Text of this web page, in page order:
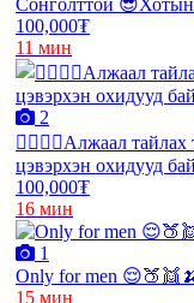
100,000₮
11 мин
2
❤️‍🔥❤️‍🔥Алжаал тайлах
цэвэрхэн охидууд
100,000₮
16 мин
1
Only for men
15 мин